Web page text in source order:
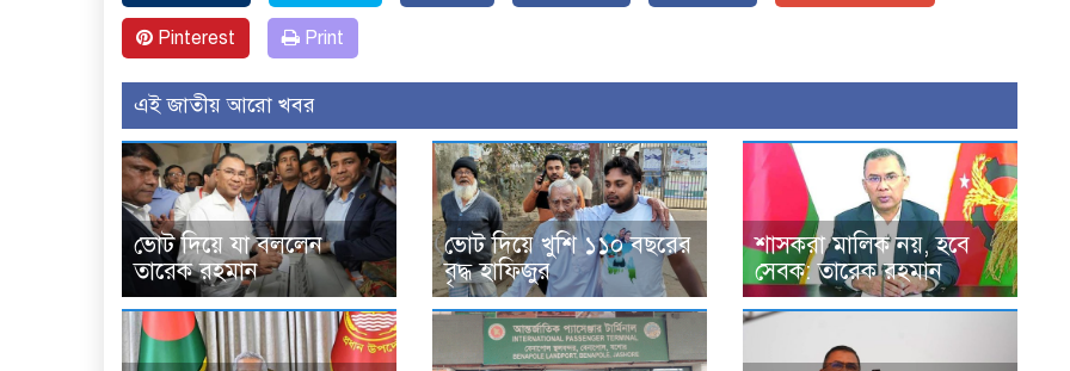
Pinterest Print
এই জাতীয় আরো খবর
ভােট দিয়ে যা বললেন
তারেক রহমান
ভোট দিয়ে খুশি ১১০ বছরের
বৃদ্ধ হাফিজুর
শাসকরা মালিক নয়, হবে
সেবক: তারেক রহমান